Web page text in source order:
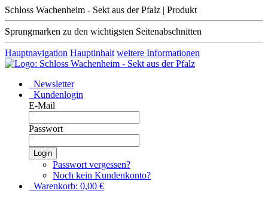
Schloss Wachenheim - Sekt aus der Pfalz | Produkt
Sprungmarken zu den wichtigsten Seitenabschnitten
Hauptnavigation Hauptinhalt weitere Informationen
Newsletter
Kundenlogin
E-Mail
Passwort
Login
Passwort vergessen?
Noch kein Kundenkonto?
Warenkorb: 0,00 €